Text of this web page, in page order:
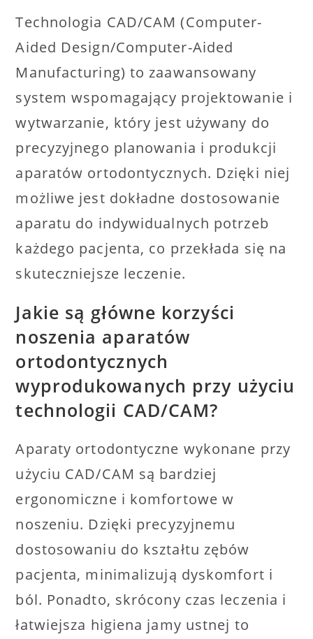
Technologia CAD/CAM (Computer-
Aided Design/Computer-Aided
Manufacturing) to zaawansowany
system wspomagający projektowanie i
wytwarzanie, który jest używany do
precyzyjnego planowania i produkcji
aparatów ortodontycznych. Dzięki niej
możliwe jest dokładne dostosowanie
aparatu do indywidualnych potrzeb
każdego pacjenta, co przekłada się na
skuteczniejsze leczenie.
Jakie są główne korzyści
noszenia aparatów
ortodontycznych
wyprodukowanych przy użyciu
technologii CAD/CAM?
Aparaty ortodontyczne wykonane przy
użyciu CAD/CAM są bardziej
ergonomiczne i komfortowe w
noszeniu. Dzięki precyzyjnemu
dostosowaniu do kształtu zębów
pacjenta, minimalizują dyskomfort i
ból. Ponadto, skrócony czas leczenia i
łatwiejsza higiena jamy ustnej to